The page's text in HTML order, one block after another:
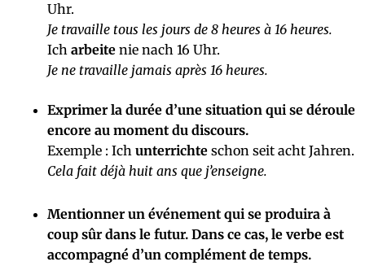
Uhr.
Je travaille tous les jours de 8 heures à 16 heures.
Ich arbeite nie nach 16 Uhr.
Je ne travaille jamais après 16 heures.
Exprimer la durée d’une situation qui se déroule
encore au moment du discours.
Exemple : Ich unterrichte schon seit acht Jahren.
Cela fait déjà huit ans que j’enseigne.
Mentionner un événement qui se produira à
coup sûr dans le futur. Dans ce cas, le verbe est
accompagné d’un complément de temps.